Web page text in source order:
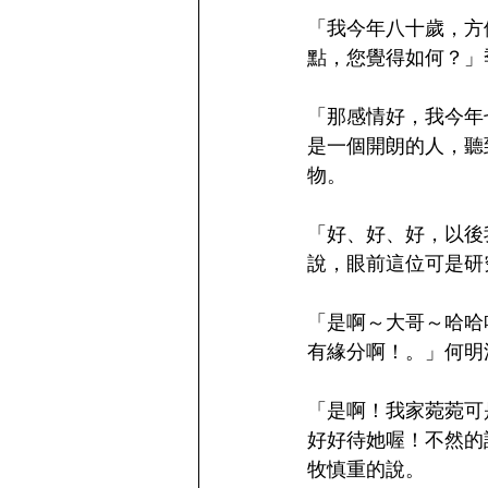
「我今年八十歲，
點，您覺得如何？
「那感情好，我今
是一個開朗的人，
物。
「好、好、好，以
說，眼前這位可是
「是啊～大哥～哈
有緣分啊！。」何
「是啊！我家菀菀
好好待她喔！不然
牧慎重的說。